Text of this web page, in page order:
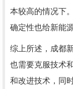
本较高的情况下
确定性也给新能
综上所述，成都
也需要克服技术
和改进技术，同